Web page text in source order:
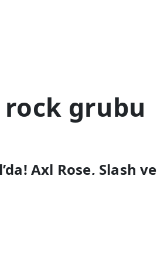
rock grubu
Axl Rose, Slash ve